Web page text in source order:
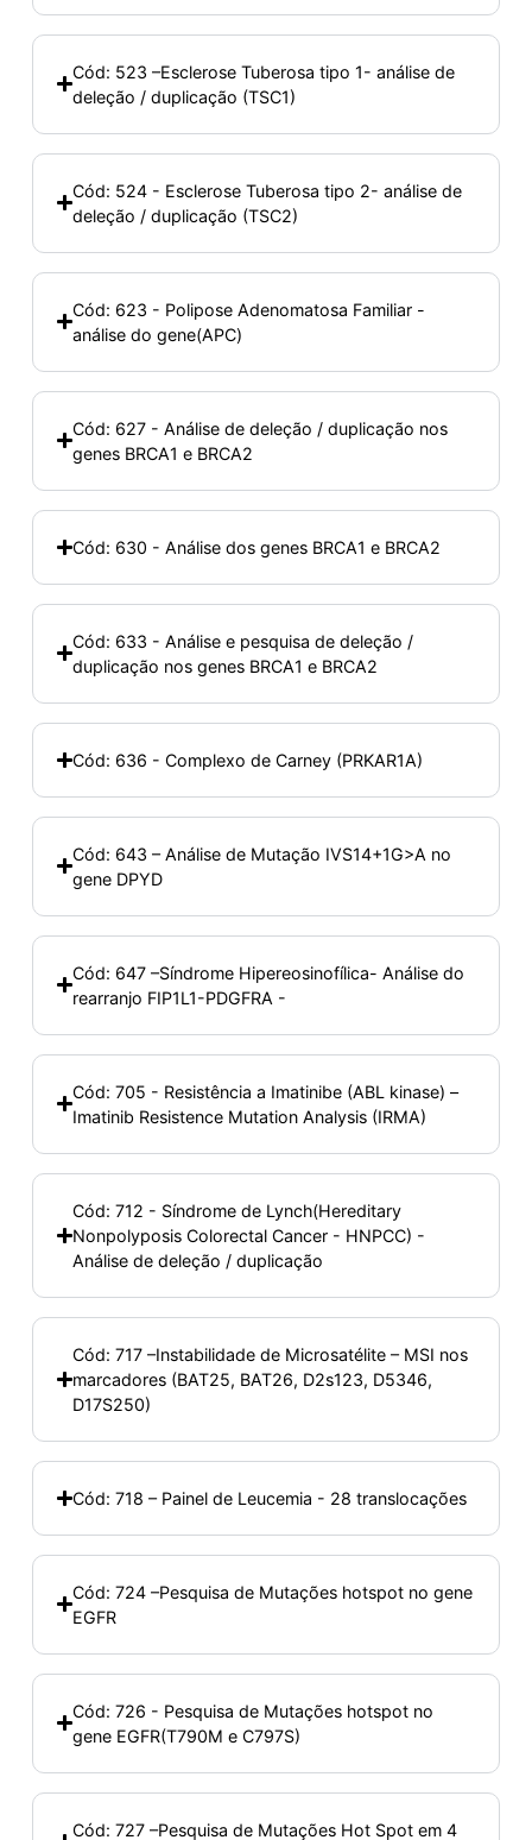
Cód: 523 –Esclerose Tuberosa tipo 1- análise de
deleção / duplicação (TSC1)
Cód: 524 - Esclerose Tuberosa tipo 2- análise de
deleção / duplicação (TSC2)
Cód: 623 - Polipose Adenomatosa Familiar -
análise do gene(APC)
Cód: 627 - Análise de deleção / duplicação nos
genes BRCA1 e BRCA2
Cód: 630 - Análise dos genes BRCA1 e BRCA2
Cód: 633 - Análise e pesquisa de deleção /
duplicação nos genes BRCA1 e BRCA2
Cód: 636 - Complexo de Carney (PRKAR1A)
Cód: 643 – Análise de Mutação IVS14+1G>A no
gene DPYD
Cód: 647 –Síndrome Hipereosinofílica- Análise do
rearranjo FIP1L1-PDGFRA -
Cód: 705 - Resistência a Imatinibe (ABL kinase) –
Imatinib Resistence Mutation Analysis (IRMA)
Cód: 712 - Síndrome de Lynch(Hereditary
Nonpolyposis Colorectal Cancer - HNPCC) -
Análise de deleção / duplicação
Cód: 717 –Instabilidade de Microsatélite – MSI nos
marcadores (BAT25, BAT26, D2s123, D5346,
D17S250)
Cód: 718 – Painel de Leucemia - 28 translocações
Cód: 724 –Pesquisa de Mutações hotspot no gene
EGFR
Cód: 726 - Pesquisa de Mutações hotspot no
gene EGFR(T790M e C797S)
Cód: 727 –Pesquisa de Mutações Hot Spot em 4